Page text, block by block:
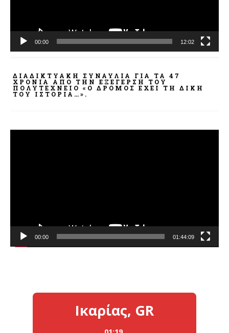
00:00 12:02
ΔΙΑΔΙΚΤΥΑΚΉ ΣΥΝΑΥΛΊΑ ΓΙΑ ΤΑ 47
ΧΡΌΝΙΑ ΑΠΌ ΤΗΝ ΕΞΈΓΕΡΣΗ ΤΟΥ
ΠΟΛΥΤΕΧΝΕΊΟ «Ο ΔΡΌΜΟΣ ΈΧΕΙ ΤΗ ΔΙΚΉ
ΤΟΥ ΙΣΤΟΡΊΑ…».
00:00 01:44:09
Ικαρίας, GR